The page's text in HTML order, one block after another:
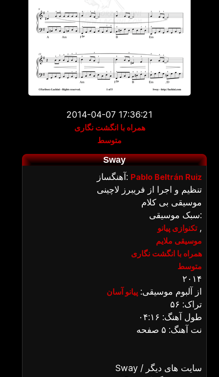
2014-04-07 17:36:21
همراه با انگشت نگاری
متوسط
Sway
آهنگساز: Pablo Beltrán Ruiz
تنظیم و اجرا از فریبرز لاچینی
موسیقی بی کلام
سبک موسیقی:
تکنوازی پیانو,
موسیقی ملایم
همراه با انگشت نگاری
متوسط
۲۰۱۴
از آلبوم موسیقی: پیانو آسان
تراک: ۵۶
طول آهنگ: ۰۴:۱۶
نت آهنگ: ۵ صفحه
Sway / سایت های دیگر